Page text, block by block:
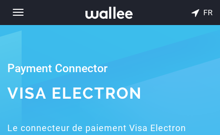
Toggle
navigation
FR
Payment Connector
VISA ELECTRON
Le connecteur de paiement Visa Electron